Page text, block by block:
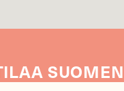
SUOMEN